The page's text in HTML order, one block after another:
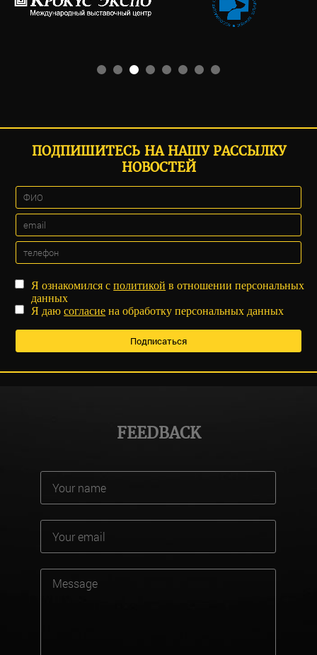
ПОДПИШИТЕСЬ НА НАШУ РАССЫЛКУ
НОВОСТЕЙ
Я ознакомился сполитикой в отношении персональных
данных
Я даюсогласие на обработку персональных данных
FEEDBACK